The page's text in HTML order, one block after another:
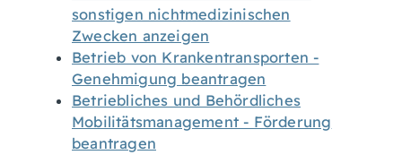
sonstigen nichtmedizinischen
Zwecken anzeigen
Betrieb von Krankentransporten -
Genehmigung beantragen
Betriebliches und Behördliches
Mobilitätsmanagement - Förderung
beantragen